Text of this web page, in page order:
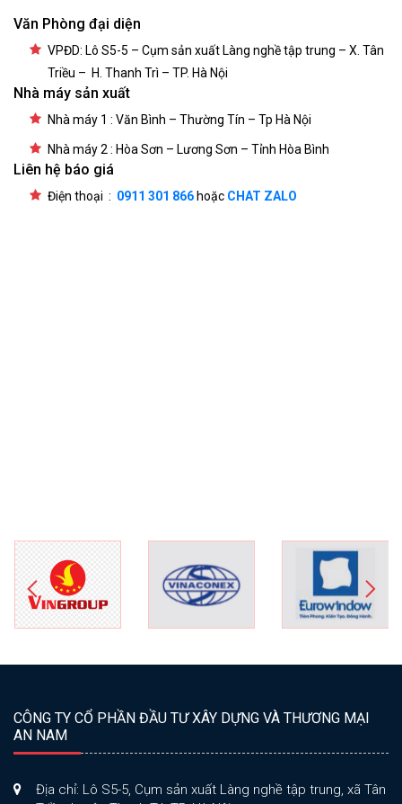
Văn Phòng đại diện
VPĐD: Lô S5-5 – Cụm sản xuất Làng nghề tập trung – X. Tân
Triều – H. Thanh Trì – TP. Hà Nội
Nhà máy sản xuất
Nhà máy 1 : Văn Bình – Thường Tín – Tp Hà Nội
Nhà máy 2 : Hòa Sơn – Lương Sơn – Tỉnh Hòa Bình
Liên hệ báo giá
Điện thoại : 0911 301 866 hoặc CHAT ZALO
CÔNG TY CỔ PHẦN ĐẦU TƯ XÂY DỰNG VÀ THƯƠNG MẠI
AN NAM
Địa chỉ: Lô S5-5, Cụm sản xuất Làng nghề tập trung, xã Tân